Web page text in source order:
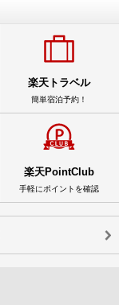
楽天トラベル
簡単宿泊予約！
楽天PointClub
手軽にポイントを確認